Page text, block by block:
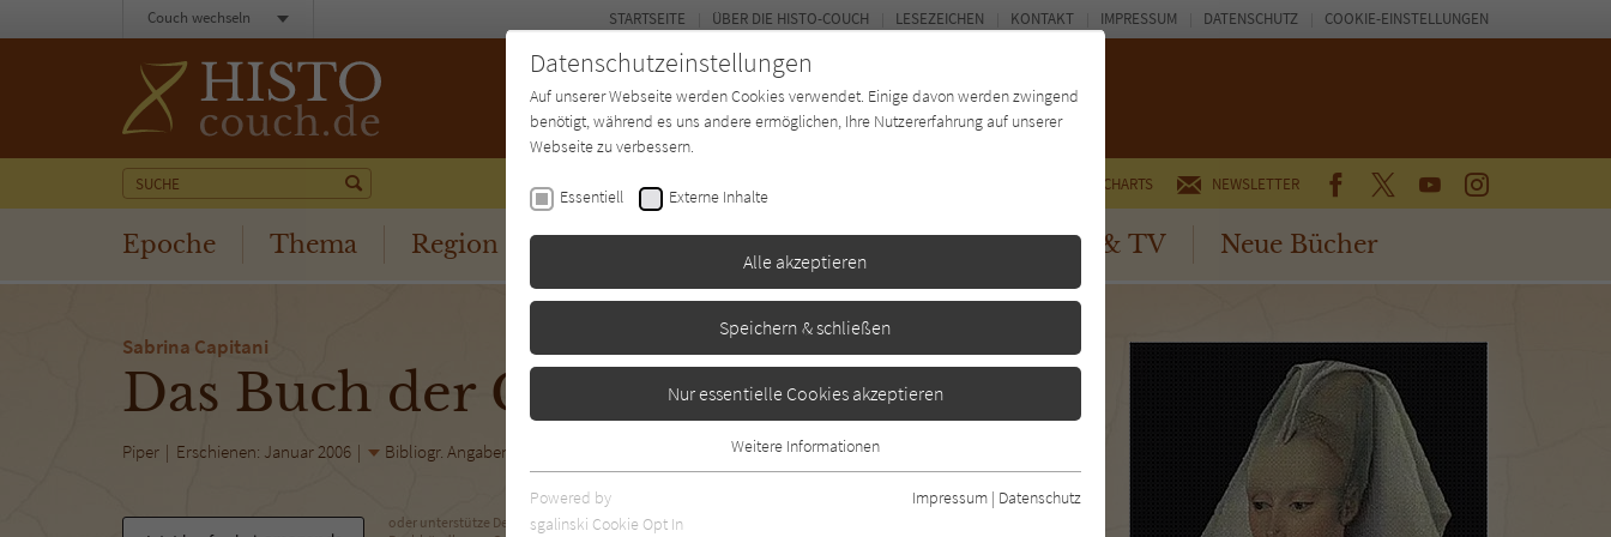
CHARTS NEWSLETTER FACEBOOKTWITTERYOUTUBEINSTAGRAM
Epoche Thema Region Buchtyp Autor*in Magazin Kino & TV Neue Bücher
STARTSEITE ÜBER DIE HISTO-COUCH LESEZEICHEN KONTAKT IMPRESSUM DATENSCHUTZ COOKIE-EINSTELLUNGEN
Couch wechseln
Sabrina Capitani
Das Buch der Gifte
Piper Erschienen: Januar 2006 Bibliogr. Angaben
oder unterstütze Deinen
Datenschutzeinstellungen
Auf unserer Webseite werden Cookies verwendet. Einige davon werden zwingend
benötigt, während es uns andere ermöglichen, Ihre Nutzererfahrung auf unserer
Webseite zu verbessern.
Essentiell Externe Inhalte
Alle akzeptieren
Speichern & schließen
Nur essentielle Cookies akzeptieren
Essentielle Cookies werden für grundlegende Funktionen der Webseite
benötigt. Dadurch ist gewährleistet, dass die Webseite einwandfrei
Weitere Informationen
Powered by
sgalinski Cookie Opt In
Impressum | Datenschutz